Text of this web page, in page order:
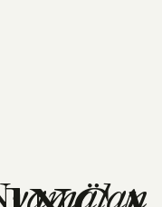
yamälan